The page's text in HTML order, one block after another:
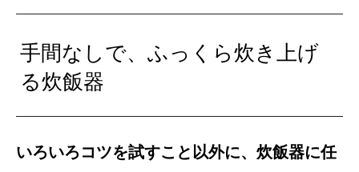
手間なしで、ふっくら炊き上げ
る炊飯器
いろいろコツを試すこと以外に、炊飯器に任